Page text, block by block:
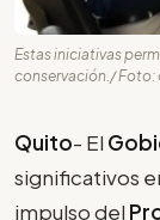
Estas iniciativas
conservación./ Foto:
Quito- El
significativos
impulso del